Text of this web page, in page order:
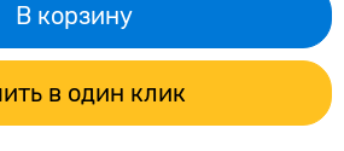
В корзину
в один клик